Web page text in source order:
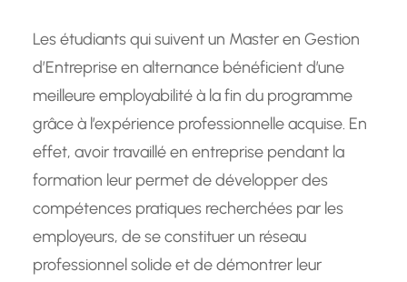
Les étudiants qui suivent un Master en Gestion
d’Entreprise en alternance bénéficient d’une
meilleure employabilité à la fin du programme
grâce à l’expérience professionnelle acquise. En
effet, avoir travaillé en entreprise pendant la
formation leur permet de développer des
compétences pratiques recherchées par les
employeurs, de se constituer un réseau
professionnel solide et de démontrer leur